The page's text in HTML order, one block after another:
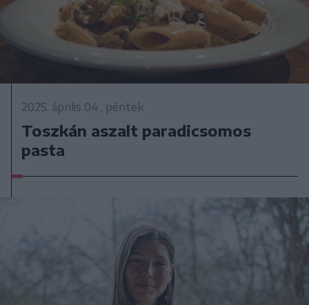
2025. április 04., péntek
Toszkán aszalt paradicsomos
pasta